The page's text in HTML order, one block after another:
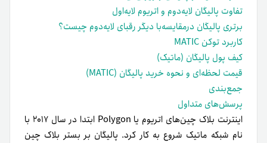
تفاوت پالیگان لایه‌دوم و اتریوم لایه‌اول
برتری پالیگان درمقایسه‌با دیگر رقبای لایه‌دوم چیست؟
کاربرد توکن MATIC
کیف پول پالیگان (ماتیک)
قیمت لحظه‌ای و نحوه خرید پالیگان (MATIC)
جمع‌بندی
پرسش‌های متداول
اینترنت بلاک چین‌های اتریوم یا Polygon ابتدا در سال ۲۰۱۷ با
نام شبکه ماتیک شروع به کار کرد. پالیگان بر بستر بلاک چین